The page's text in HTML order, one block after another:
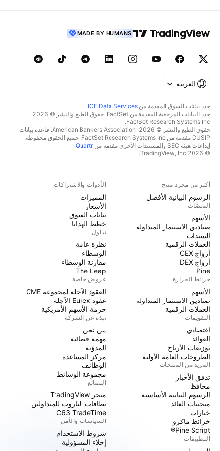
MADE BY HUMANS
العربية
حدد بيانات السوق المقدمة من ICE Data Services
.
حدد البيانات المرجعية المقدمة من FactSet. حقوق الطبع والنشر © 2026
FactSet Research Systems Inc.
حقوق الطبع والنشر © 2026، American Bankers Association. قاعدة بيانات
CUSIP مقدمة من FactSet Research Systems Inc. جميع الحقوق محفوظة.
إيداعات هيئة SEC والمستندات الأخرى مقدمة من
Quartr
.
© 2026 TradingView, Inc.
أكثر من مجرد منتج
الرسوم البيانية الأفضل
المنصّات
الأسهم
صناديق الاستثمار المتداولة
السندات
العملات الرقمية
أزواج CEX
أزواج DEX
Pine
خرائط الحرارة
الأسهم
صناديق الاستثمار المتداولة
العملات الرقمية
التقويمات
اقتصادي
العوائد
توزيعات الأرباح
الطروحات العامة الأولية
المزيد من المنتجات
تدفق الأخبار
محافظ
الرسوم البيانية الأساسية
منحنيات العائد
خيارات
خرائط ماكرو
Pine Script®
التطبيقات
الأدوات والاشتراكات
المميزات
الأسعار
بيانات السوق
خطط الهدايا
تداول
نظرة عامة
الوسطاء
مقارنة الوسطاء
The Leap
عروض خاصة
العقود الآجلة لمجموعة CME
عقود Eurex الآجلة
حزمة الأسهم الأمريكية
نبذة عن الشركة
من نحن
مهمة فضائية
المدوّنة
مركز المساعدة
الوظائف
مجموعة الوسائط
البضائع
متجر TradingView
بطاقات التاروت للمتداولين
C63 TradeTime
السياسات والأمن
شروط الاستخدام
إخلاء المسؤولية